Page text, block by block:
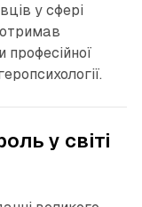
у сфері
отримав
у світі